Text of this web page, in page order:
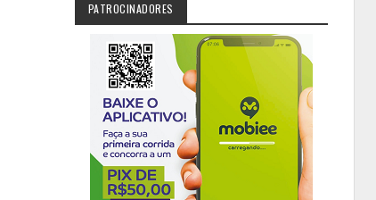
PATROCINADORES